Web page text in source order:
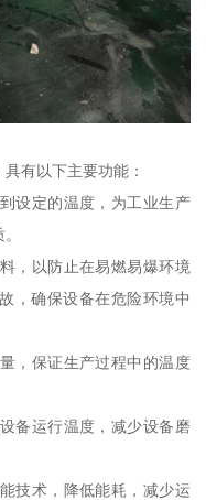
有以下主要功能：
设定的温度，为工业生产
，以防止在易燃易爆环境
，确保设备在危险环境中
，保证生产过程中的温度
备运行温度，减少设备磨
技术，降低能耗，减少运